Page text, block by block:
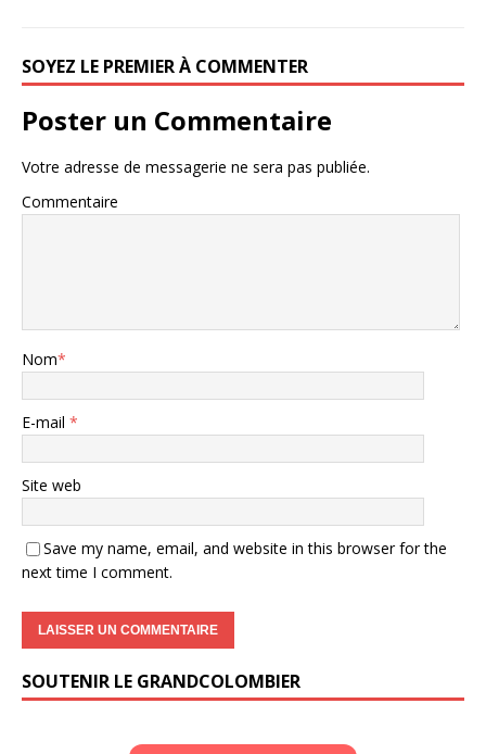
SOYEZ LE PREMIER À COMMENTER
Poster un Commentaire
Votre adresse de messagerie ne sera pas publiée.
Commentaire
Nom*
E-mail *
Site web
Save my name, email, and website in this browser for the
next time I comment.
SOUTENIR LE GRANDCOLOMBIER